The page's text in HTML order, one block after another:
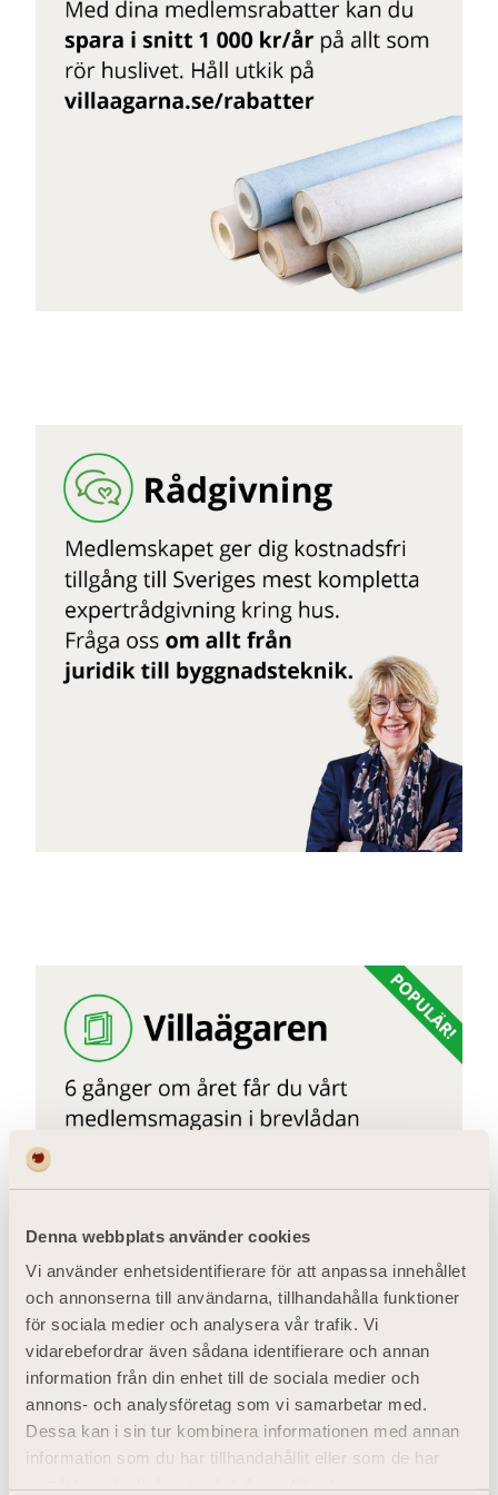
Denna webbplats använder cookies
Vi använder enhetsidentifierare för att anpassa innehållet
och annonserna till användarna, tillhandahålla funktioner
för sociala medier och analysera vår trafik. Vi
vidarebefordrar även sådana identifierare och annan
information från din enhet till de sociala medier och
annons- och analysföretag som vi samarbetar med.
Dessa kan i sin tur kombinera informationen med annan
information som du har tillhandahållit eller som de har